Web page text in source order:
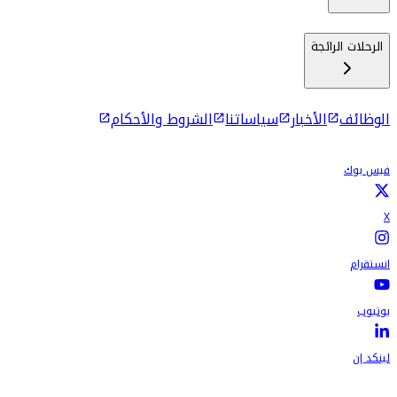
الرحلات الرائجة
الوظائف الأخبار سياساتنا الشروط والأحكام
فيس بوك
X
انستقرام
يوتيوب
لينكد إن